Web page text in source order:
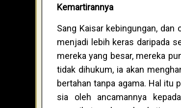
Kemartirannya
Sang Kaisar kebingungan,
menjadi lebih keras daripada
mereka yang besar, mereka
tidak dihukum, ia akan
bertahan tanpa agama. Hal itu
sia oleh ancamannya